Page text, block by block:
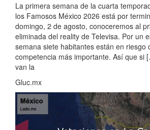
La primera semana de la cuarta
los Famosos México 2026 está por
domingo, 2 de agosto, conoceremos al
eliminada del reality de Televisa. Por un
semana siete habitantes están en riesgo
competencia más importante. Así que si
van la
Gluc.mx